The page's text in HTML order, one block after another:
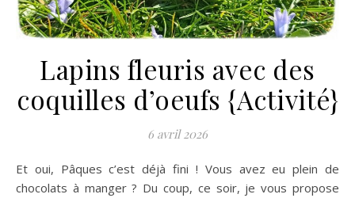
Lapins fleuris avec des
coquilles d’oeufs {Activité}
6 avril 2026
Et oui, Pâques c’est déjà fini ! Vous avez eu plein de
chocolats à manger ? Du coup, ce soir, je vous propose